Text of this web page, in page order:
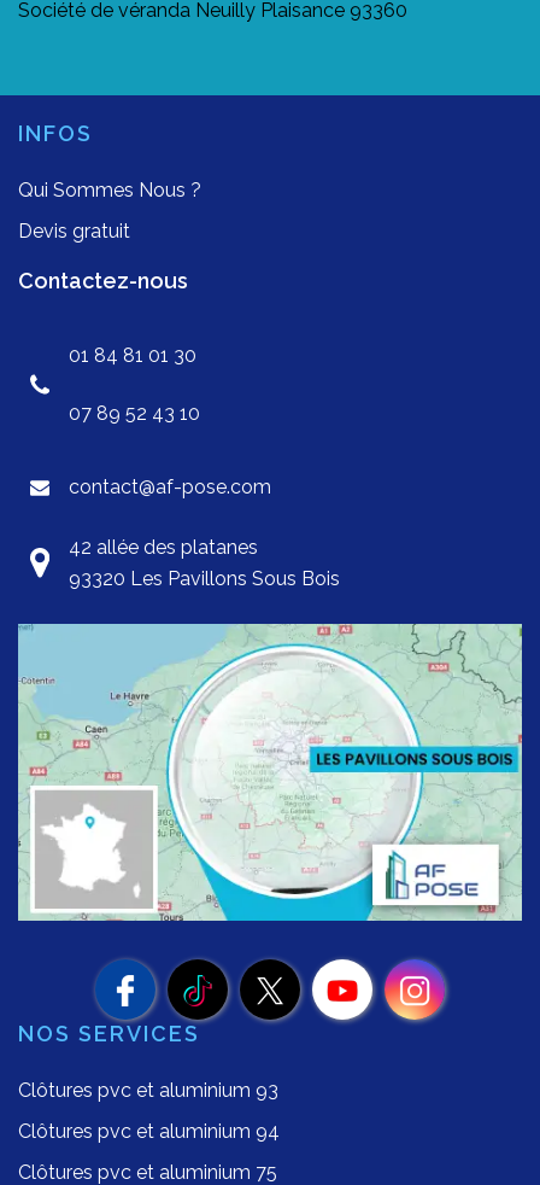
Société de véranda Neuilly Plaisance 93360
INFOS
Qui Sommes Nous ?
Devis gratuit
Contactez-nous
01 84 81 01 30
07 89 52 43 10
contact@af-pose.com
42 allée des platanes
93320 Les Pavillons Sous Bois
NOS SERVICES
Clôtures pvc et aluminium 93
Clôtures pvc et aluminium 94
Clôtures pvc et aluminium 75